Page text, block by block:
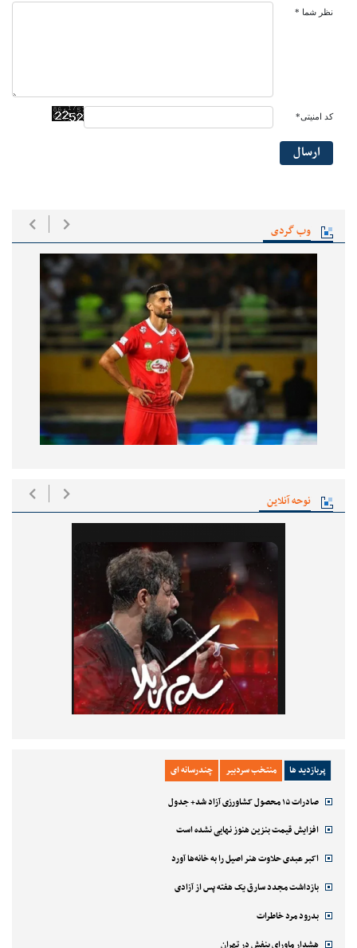
وب گردی
نوحه آنلاین
پربازدید ها منتخب سردبیر چندرسانه ای
صادرات ۱۵ محصول کشاورزی آزاد شد+ جدول
افزایش قیمت بنزین هنوز نهایی نشده است
اکبر عبدی حلاوت هنر اصیل را به خانه‌ها آورد
بازداشت مجدد سارق یک هفته پس از آزادی
بدرود مرد خاطرات
هشدار ماورای بنفش در تهران
نظر شما *
کد امنیتی*
ارسال